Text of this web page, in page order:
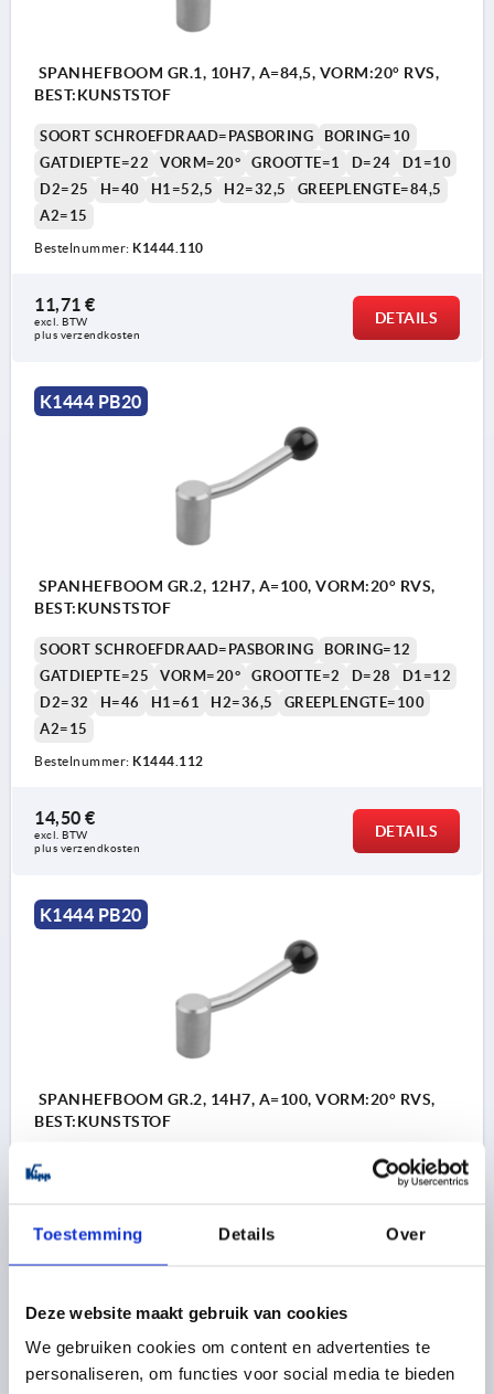
Toestemming Details Over
Deze website maakt gebruik van cookies
We gebruiken cookies om content en advertenties te
personaliseren, om functies voor social media te bieden
SPANHEFBOOM GR.1, 10H7, A=84,5, VORM:20° RVS,
BEST:KUNSTSTOF
SOORT SCHROEFDRAAD=PASBORING
BORING=10
GATDIEPTE=22
VORM=20° GROOTTE=1 D=24
D1=10
D2=25
H=40 H1=52,5 H2=32,5
GREEPLENGTE=84,5
A2=15
Bestelnummer: K1444.110
11,71 €
excl. BTW
plus verzendkosten
DETAILS
K1444 PB20
SPANHEFBOOM GR.2, 12H7, A=100, VORM:20° RVS,
BEST:KUNSTSTOF
SOORT SCHROEFDRAAD=PASBORING
BORING=12
GATDIEPTE=25
VORM=20° GROOTTE=2 D=28
D1=12
D2=32
H=46 H1=61 H2=36,5
GREEPLENGTE=100
A2=15
Bestelnummer: K1444.112
14,50 €
excl. BTW
plus verzendkosten
DETAILS
K1444 PB20
SPANHEFBOOM GR.2, 14H7, A=100, VORM:20° RVS,
BEST:KUNSTSTOF
SOORT SCHROEFDRAAD=PASBORING
BORING=14
D1=12
A2=15
excl. BTW
DETAILS